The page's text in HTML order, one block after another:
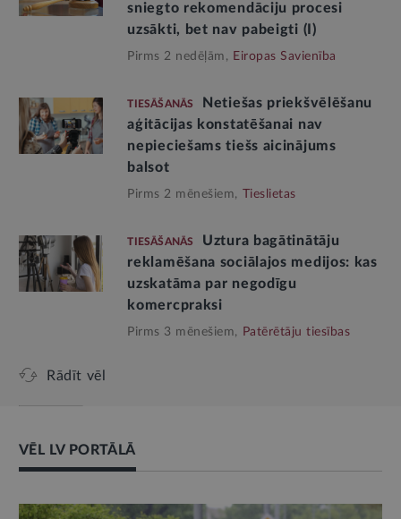
sniegto rekomendāciju procesi
uzsākti, bet nav pabeigti (I)
Pirms 2 nedēļām, Eiropas Savienība
TIESĀŠANĀS
Netiešas priekšvēlēšanu
aģitācijas konstatēšanai nav
nepieciešams tiešs aicinājums
balsot
Pirms 2 mēnešiem, Tieslietas
TIESĀŠANĀS
Uztura bagātinātāju
reklamēšana sociālajos medijos: kas
uzskatāma par negodīgu
komercpraksi
Pirms 3 mēnešiem, Patērētāju tiesības
Rādīt vēl
VĒL LV PORTĀLĀ